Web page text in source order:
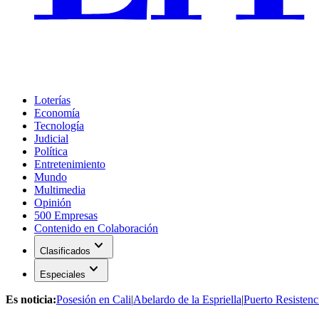
Loterías
Economía
Tecnología
Judicial
Política
Entretenimiento
Mundo
Multimedia
Opinión
500 Empresas
Contenido en Colaboración
Clasificados expand_more
Especiales expand_more
Es noticia:Posesión en Cali|Abelardo de la Espriella|Puerto